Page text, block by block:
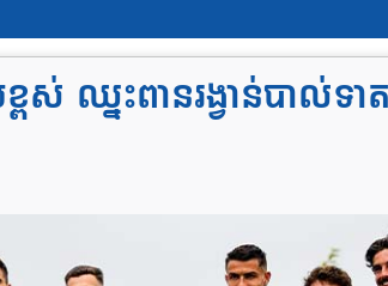
ស់ ​ឈ្នះ​ពាន​រង្វាន់​បាល់ទាត